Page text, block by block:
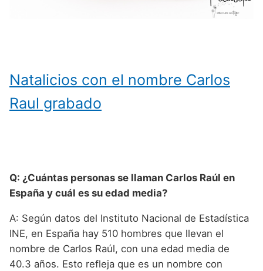
Natalicios con el nombre Carlos
Raul grabado
Q: ¿Cuántas personas se llaman Carlos Raúl en
España y cuál es su edad media?
A: Según datos del Instituto Nacional de Estadística
INE, en España hay 510 hombres que llevan el
nombre de Carlos Raúl, con una edad media de
40.3 años. Esto refleja que es un nombre con